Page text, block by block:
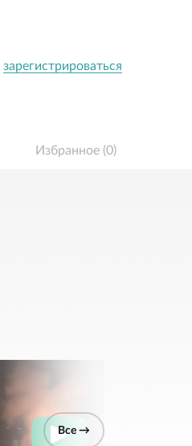
зарегистрироваться
Избранное (0)
Все →